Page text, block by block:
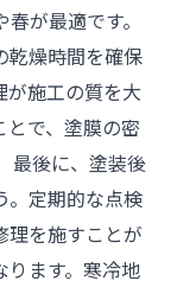
が最適です。
乾燥時間を確保
が施工の質を大
とで、塗膜の密
最後に、塗装後
。定期的な点検
理を施すことが
ります。寒冷地